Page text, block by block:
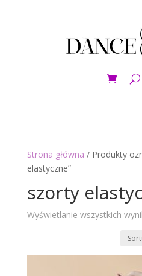
Strona główna / Produkty
elastyczne”
szorty
Wyświetlanie wszystkich